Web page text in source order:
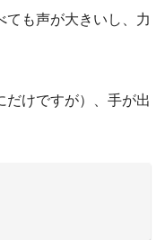
ても声が大きいし、力
だけですが）、手が出